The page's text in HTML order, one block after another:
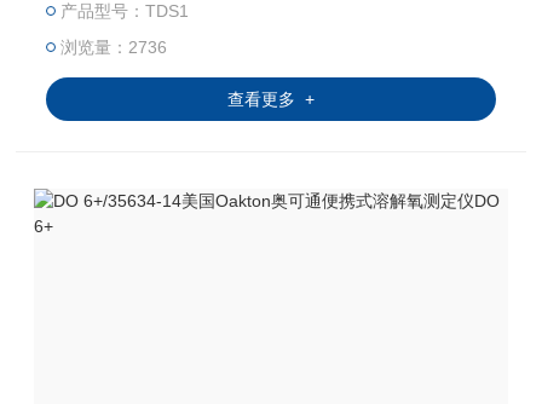
产品型号：TDS1
浏览量：2736
查看更多 +